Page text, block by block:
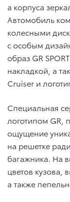
а корпуса
Автомобиль
колесными
с особым
образ GR SPORT
накладкой, а
Cruiser и
Специальная
логотипом
ощущение
на решетке
багажника. На
цветов кузова,
а также